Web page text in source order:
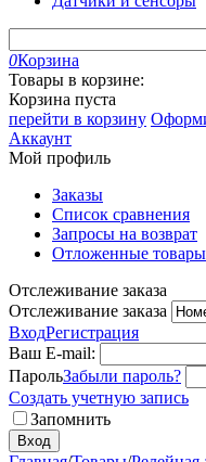
0Корзина
Товары в корзине:
Корзина пуста
перейти в корзину
Аккаунт
Мой профиль
Заказы
Список сравнения
Запросы на возврат
Отложенные товары
Отслеживание заказа
Отслеживание заказа
ВходРегистрация
Ваш E-mail:
ПарольЗабыли пароль?
Создать учетную запись
Запомнить
Вход